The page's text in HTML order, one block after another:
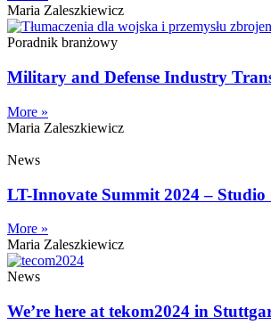
Maria Zaleszkiewicz
Poradnik branżowy
Military and Defense Industry
More »
Maria Zaleszkiewicz
News
LT-Innovate Summit 2024 –
More »
Maria Zaleszkiewicz
News
We’re here at tekom2024 in